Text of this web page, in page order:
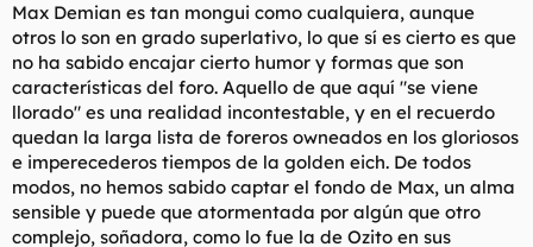
Max Demian es tan mongui como cualquiera, aunque
otros lo son en grado superlativo, lo que sí es cierto es que
no ha sabido encajar cierto humor y formas que son
características del foro. Aquello de que aquí "se viene
llorado" es una realidad incontestable, y en el recuerdo
quedan la larga lista de foreros owneados en los gloriosos
e imperecederos tiempos de la golden eich. De todos
modos, no hemos sabido captar el fondo de Max, un alma
sensible y puede que atormentada por algún que otro
complejo, soñadora, como lo fue la de Ozito en sus